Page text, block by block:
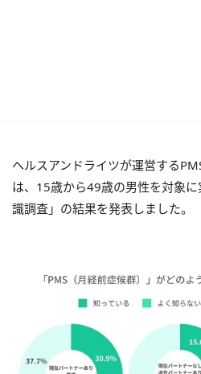
ヘルスアンドライツが運営する
は、15歳から49歳の男性を対象
識調査」の結果を発表しました。